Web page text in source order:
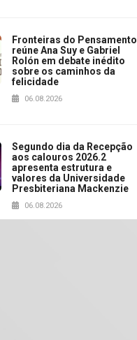
Fronteiras do Pensamento
reúne Ana Suy e Gabriel
Rolón em debate inédito
sobre os caminhos da
felicidade
06.08.2026
Segundo dia da Recepção
aos calouros 2026.2
apresenta estrutura e
valores da Universidade
Presbiteriana Mackenzie
06.08.2026